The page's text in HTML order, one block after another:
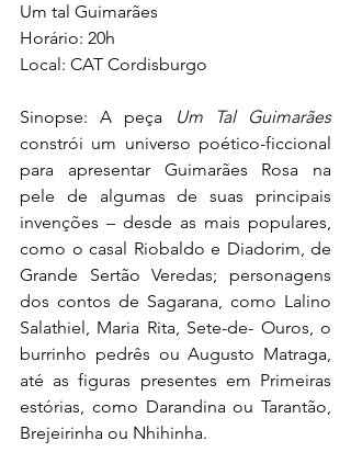
Um tal Guimarães
Horário: 20h
Local: CAT Cordisburgo
Sinopse: A peça
Um Tal Guimarães
constrói um universo poético-ficcional
para apresentar Guimarães Rosa na
pele de algumas de suas principais
invenções – desde as mais populares,
como o casal Riobaldo e Diadorim, de
Grande Sertão Veredas; personagens
dos contos de Sagarana, como Lalino
Salathiel, Maria Rita, Sete-de- Ouros, o
burrinho pedrês ou Augusto Matraga,
até as figuras presentes em Primeiras
estórias, como Darandina ou Tarantão,
Brejeirinha ou Nhihinha.